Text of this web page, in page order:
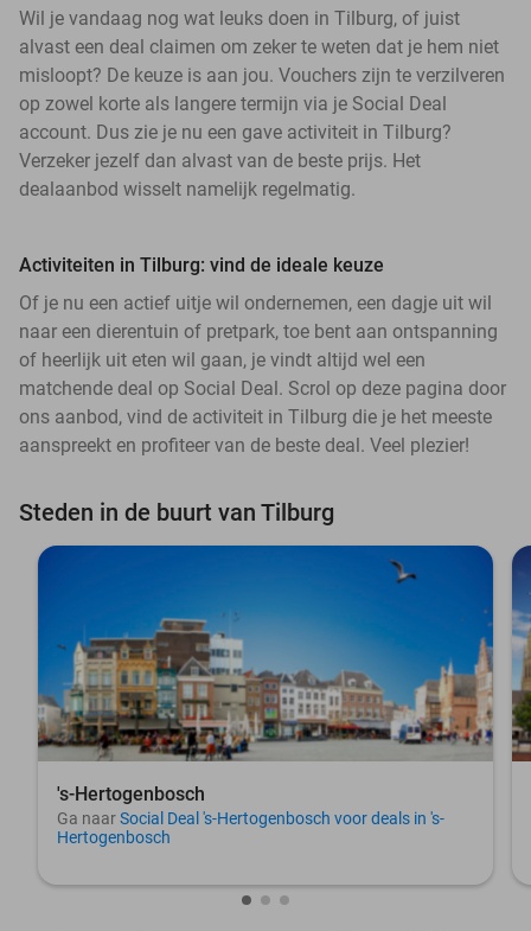
Wil je vandaag nog wat leuks doen in Tilburg, of juist
alvast een deal claimen om zeker te weten dat je hem niet
misloopt? De keuze is aan jou. Vouchers zijn te verzilveren
op zowel korte als langere termijn via je Social Deal
account. Dus zie je nu een gave activiteit in Tilburg?
Verzeker jezelf dan alvast van de beste prijs. Het
dealaanbod wisselt namelijk regelmatig.
Activiteiten in Tilburg: vind de ideale keuze
Of je nu een actief uitje wil ondernemen, een dagje uit wil
naar een dierentuin of pretpark, toe bent aan ontspanning
of heerlijk uit eten wil gaan, je vindt altijd wel een
matchende deal op Social Deal. Scrol op deze pagina door
ons aanbod, vind de activiteit in Tilburg die je het meeste
aanspreekt en profiteer van de beste deal. Veel plezier!
Steden in de buurt van Tilburg
's-Hertogenbosch
Ga naarSocial Deal 's-Hertogenbosch voor deals in 's-
Hertogenbosch